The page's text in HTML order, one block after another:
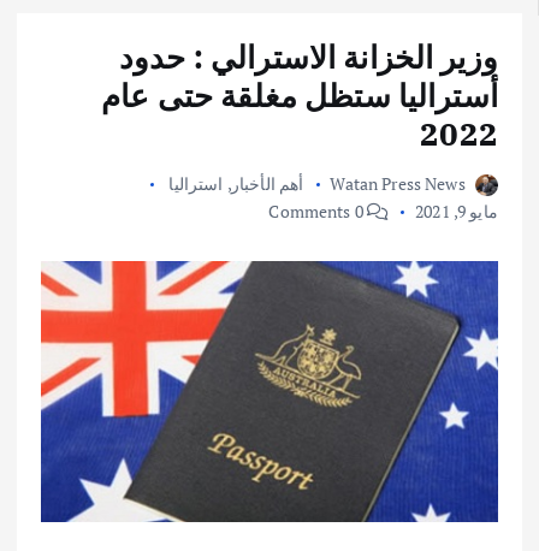
وزير الخزانة الاسترالي : حدود
أستراليا ستظل مغلقة حتى عام
2022
Watan Press News أهم الأخبار, استراليا
مايو 9, 2021
0 Comments